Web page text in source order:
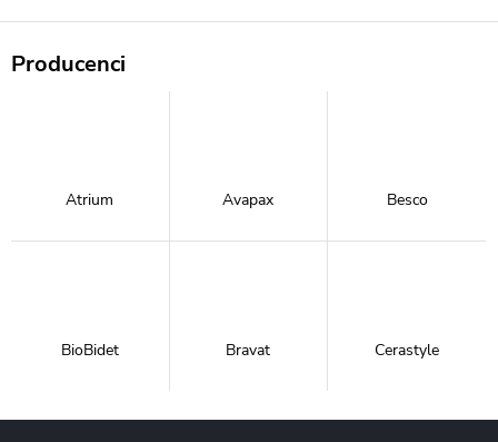
Producenci
Atrium Avapax Besco
BioBidet Bravat Cerastyle